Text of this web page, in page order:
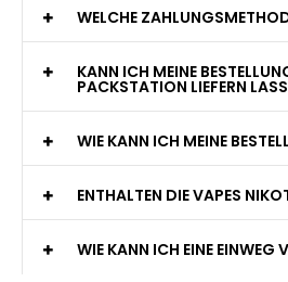
WELCHE
KANN ICH MEINE
PACKSTATION LIEFERN
WIE KANN ICH MEINE
ENTHALTEN DIE VAPES
WIE KANN ICH EINE EINWEG